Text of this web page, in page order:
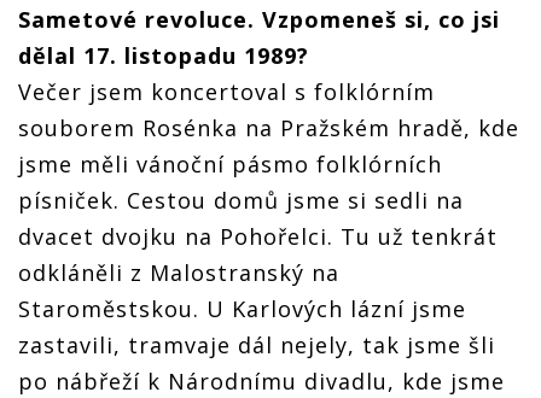
Sametové revoluce. Vzpomeneš si, co jsi
dělal 17. listopadu 1989?
Večer jsem koncertoval s folklórním
souborem Rosénka na Pražském hradě, kde
jsme měli vánoční pásmo folklórních
písniček. Cestou domů jsme si sedli na
dvacet dvojku na Pohořelci. Tu už tenkrát
odkláněli z Malostranský na
Staroměstskou. U Karlových lázní jsme
zastavili, tramvaje dál nejely, tak jsme šli
po nábřeží k Národnímu divadlu, kde jsme